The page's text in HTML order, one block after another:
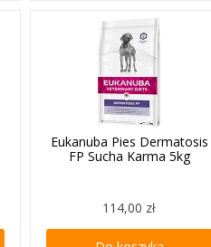
Eukanuba Pies Dermatosis
FP Sucha Karma 5kg
114,00 zł